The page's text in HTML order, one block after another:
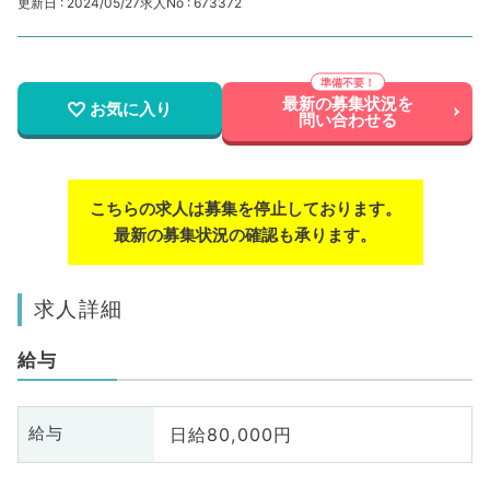
お気に入り 最新の募集状況を
問い合わせる
こちらの求人は募集を停止しております。
最新の募集状況の確認も承ります。
求人詳細
給与
給与 日給80,000円